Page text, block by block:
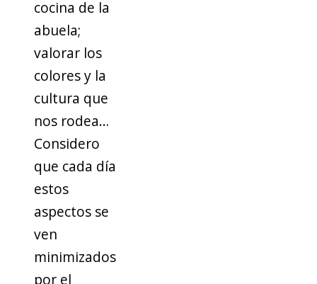
cocina de la
abuela;
valorar los
colores y la
cultura que
nos rodea…
Considero
que cada día
estos
aspectos se
ven
minimizados
por el